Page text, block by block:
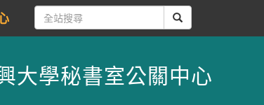
大學秘書室公關中心